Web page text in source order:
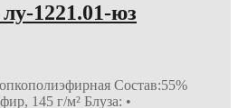
1221.01-юз
Состав:55%
145 г/м² Блуза: •